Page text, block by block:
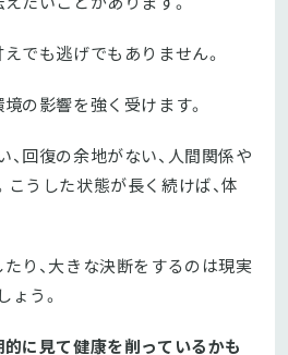
でも逃げでもありません。
の影響を強く受けます。
回復の余地がない、人間関係や
うした状態が長く続けば、体
り、大きな決断をするのは現実
う。
的に見て健康を削っているかも